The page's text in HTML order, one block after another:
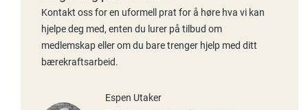
Kontakt oss for en uformell prat for å høre hva vi kan
hjelpe deg med, enten du lurer på tilbud om
medlemskap eller om du bare trenger hjelp med ditt
bærekraftsarbeid.
Espen Utaker